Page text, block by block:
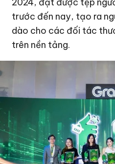
trước đến nay, tạo ra
dào cho các đối tác
trên nền tảng.